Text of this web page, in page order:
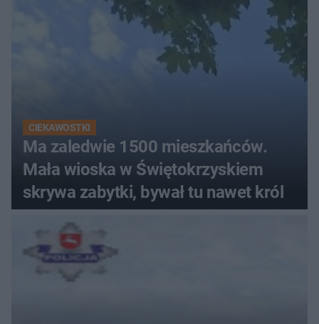
CIEKAWOSTKI
Ma zaledwie 1500 mieszkańców.
Mała wioska w Świętokrzyskiem
skrywa zabytki, bywał tu nawet król